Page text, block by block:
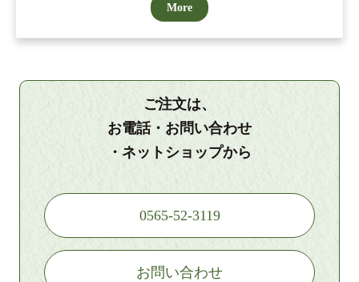
More
ご注文は、
お電話・お問い合わせ
・ネットショップから
0565-52-3119
お問い合わせ